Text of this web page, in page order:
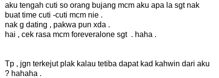
aku tengah cuti so orang bujang mcm aku apa la sgt nak
buat time cuti -cuti mcm nie .
nak g dating , pakwa pun xda .
hai , cek rasa mcm foreveralone sgt . haha .
Tp , jgn terkejut plak kalau tetiba dapat kad kahwin dari aku
? hahaha .